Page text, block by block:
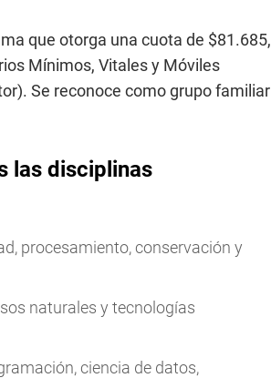
que otorga una cuota de $81.685,
Mínimos, Vitales y Móviles
Se reconoce como grupo familiar
las disciplinas
procesamiento, conservación y
naturales y tecnologías
ciencia de datos,